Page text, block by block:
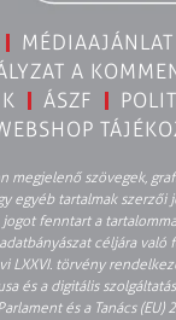
MÉDIAAJÁNLAT
A
ÁSZF
megjelenő szövegek,
egyéb tartalmak szerzői
fenntart a
céljára való
LXXVI. törvény
és a digitális
és a Tanács